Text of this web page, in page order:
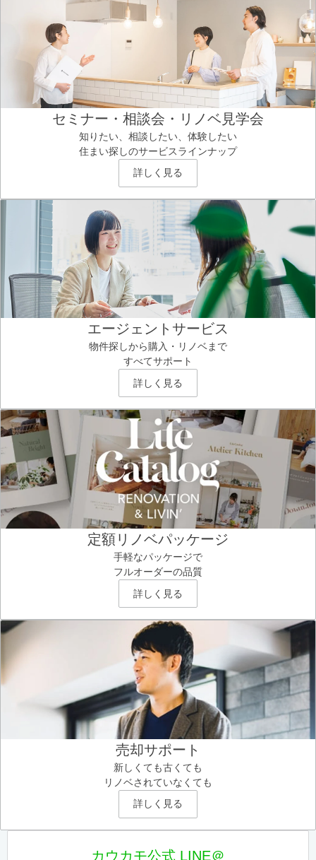
セミナー・相談会・リノベ見学会
知りたい、相談したい、体験したい
住まい探しのサービスラインナップ
詳しく見る
エージェントサービス
物件探しから購入・リノベまで
すべてサポート
詳しく見る
定額リノベパッケージ
手軽なパッケージで
フルオーダーの品質
詳しく見る
売却サポート
新しくても古くても
リノベされていなくても
詳しく見る
カウカモ公式 LINE＠